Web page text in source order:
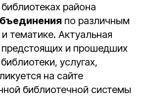
района
по различным
тематике. Актуальная
и прошедших
услугах,
на сайте
библиотечной системы